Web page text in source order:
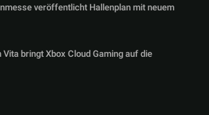
veröffentlicht Hallenplan mit neuem
bringt Xbox Cloud Gaming auf die